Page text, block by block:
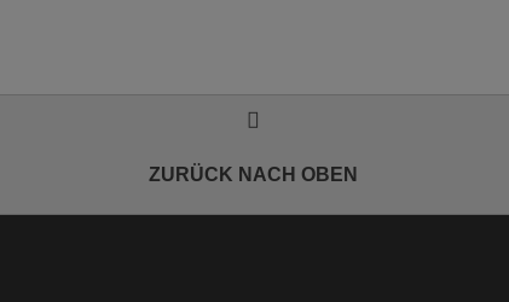
ZURÜCK NACH OBEN